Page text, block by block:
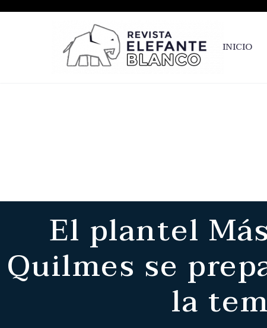
INICIO
El plantel
Quilmes se
la